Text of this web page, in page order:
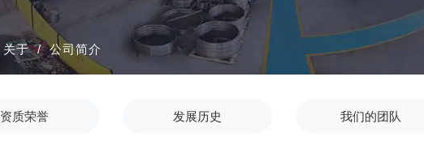
关于/公司简介
资质荣誉 发展历史 我们的团队